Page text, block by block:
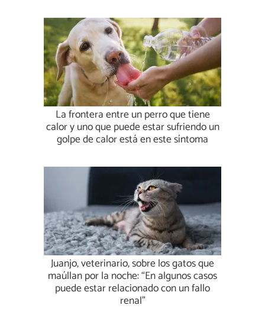
La frontera entre un perro que tiene
calor y uno que puede estar sufriendo un
golpe de calor está en este síntoma
Juanjo, veterinario, sobre los gatos que
maúllan por la noche: “En algunos casos
puede estar relacionado con un fallo
renal”